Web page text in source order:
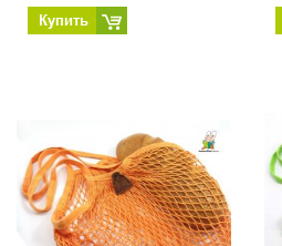
Купить